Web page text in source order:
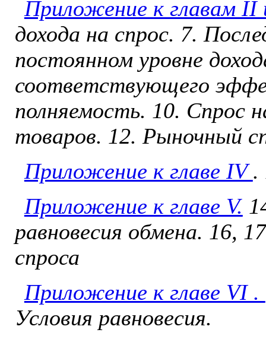
Приложение к главам
дохода на спрос. 7.
постоянном уровне
соответствующего
полняемость. 10. Спрос
товаров. 12. Рыночный
Приложение к главе IV.
Приложение к главе V.
равновесия обмена. 16,
спроса
Приложение к главе VI .
Условия равновесия.